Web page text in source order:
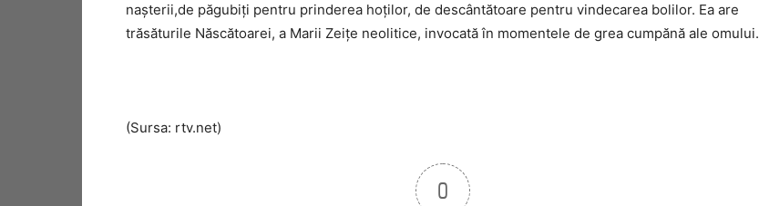
naşterii,de păgubiţi pentru prinderea hoţilor, de descântă­toare pentru vindecarea bolilor. Ea are
trăsăturile Năs­cătoarei, a Marii Zeiţe neolitice, invocată în momentele de grea cumpănă ale omului.
(Sursa: rtv.net)
0